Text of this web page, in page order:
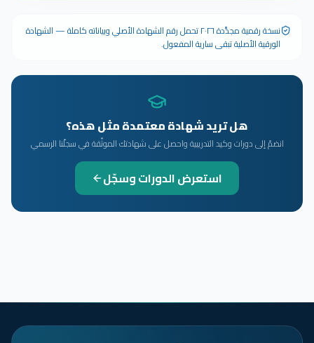
نسخة رقمية مجدَّدة ٢٠٢٦ تحمل رقم الشهادة الأصلي وبياناته كاملة — الشهادة
الورقية الأصلية تبقى سارية المفعول.
هل تريد شهادة معتمدة مثل هذه؟
انضمّ إلى دورات وكيد التدريبية واحصل على شهادتك الموثّقة في سجلّنا الرسمي
استعرض الدورات وسجّل